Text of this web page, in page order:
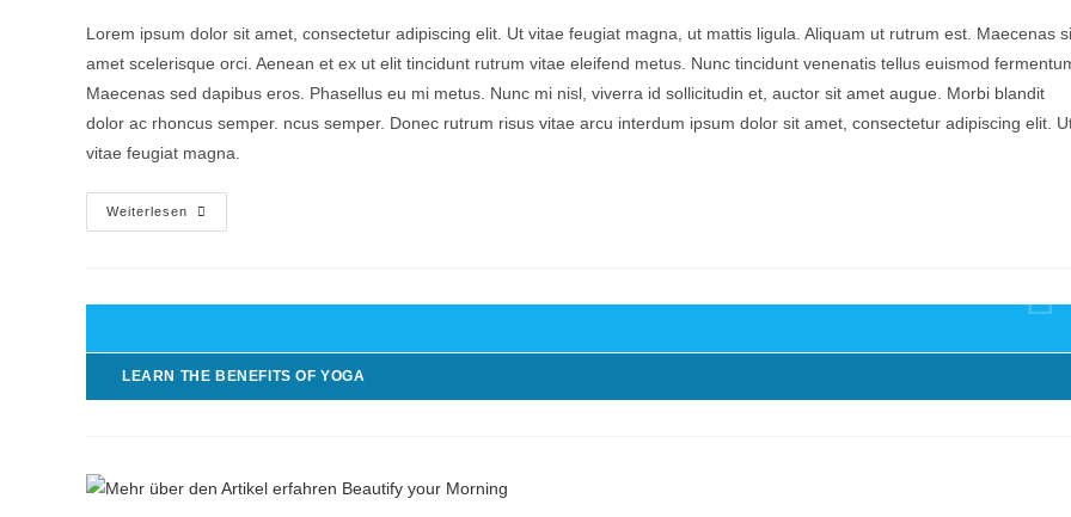
Lorem ipsum dolor sit amet, consectetur adipiscing elit. Ut vitae feugiat magna, ut mattis ligula. Aliquam ut rutrum est. Maecenas
amet scelerisque orci. Aenean et ex ut elit tincidunt rutrum vitae eleifend metus. Nunc tincidunt venenatis tellus euismod
Maecenas sed dapibus eros. Phasellus eu mi metus. Nunc mi nisl, viverra id sollicitudin et, auctor sit amet augue. Morbi blandit
dolor ac rhoncus semper. ncus semper. Donec rutrum risus vitae arcu interdum ipsum dolor sit amet, consectetur adipiscing elit.
vitae feugiat magna.
Weiterlesen
LEARN THE BENEFITS OF YOGA